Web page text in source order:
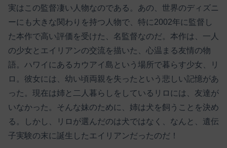
実はこの監督凄い人物なのである。あの、世界のディズニ
ーにも大きな関わりを持つ人物で、特に2002年に監督し
た本作で高い評価を受けた、名監督なのだ。本作は、一人
の少女とエイリアンの交流を描いた、心温まる友情の物
語。ハワイにあるカウアイ島という場所で暮らす少女、リ
ロ。彼女には、幼い頃両親を失ったという悲しい記憶があ
った。現在は姉と二人暮らしをしているリロには、友達が
いなかった。そんな妹のために、姉は犬を飼うことを決め
る。しかし、リロが選んだのは犬ではなく、なんと、遺伝
子実験の末に誕生したエイリアンだったのだ！